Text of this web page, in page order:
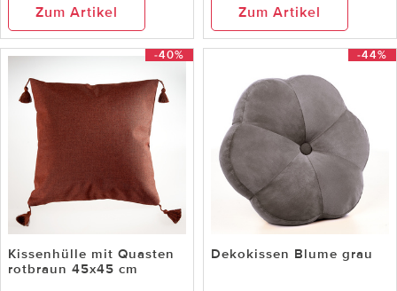
Zum Artikel Zum Artikel
-40%
Kissenhülle mit Quasten
rotbraun 45x45 cm
-44%
Dekokissen Blume grau